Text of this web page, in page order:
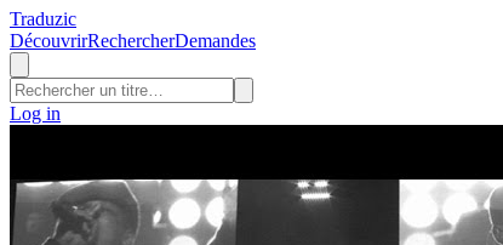
Traduzic
DécouvrirRechercherDemandes
Log in